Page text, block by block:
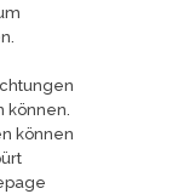
können.
können